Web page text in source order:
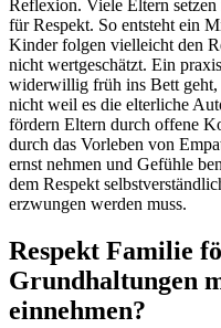
Reflexion. Viele Eltern
für Respekt. So entsteht ein
Kinder folgen vielleicht den
nicht wertgeschätzt. Ein
widerwillig früh ins Bett geht,
nicht weil es die elterliche
fördern Eltern durch offene
durch das Vorleben von
ernst nehmen und Gefühle
dem Respekt
erzwungen werden muss.
Respekt Familie
Grundhaltungen
einnehmen?